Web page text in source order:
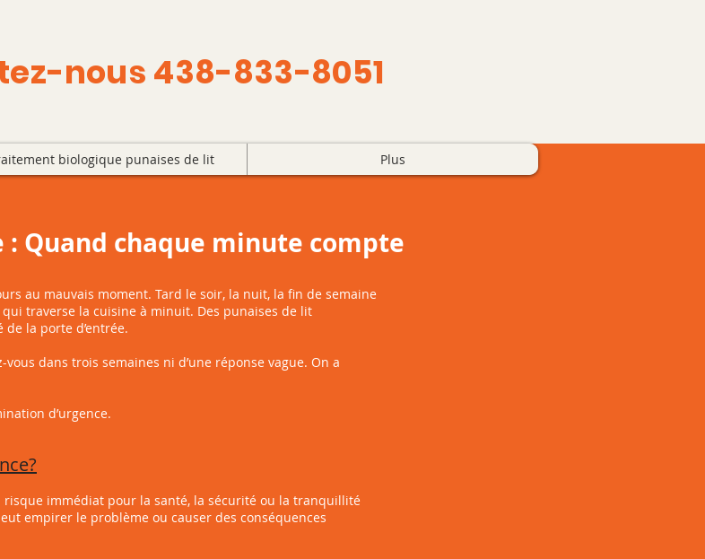
nous 438-833-8051
: Quand chaque minute compte
au mauvais moment. Tard le soir, la nuit, la fin de semaine
traverse la cuisine à minuit. Des punaises de lit
la porte d’entrée.
vous dans trois semaines ni d’une réponse vague. On a
d’urgence.
immédiat pour la santé, la sécurité ou la tranquillité
empirer le problème ou causer des conséquences
biologique punaises de lit Plus